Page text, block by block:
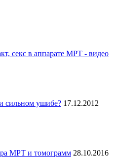
секс в аппарате МРТ - видео
сильном ушибе? 17.12.2012
МРТ и томограмм 28.10.2016